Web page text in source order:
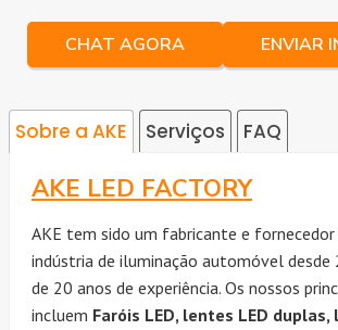
CHAT AGORA ENVIAR
Sobre a AKE Serviços FAQ
AKE LED FACTORY
AKE tem sido um fabricante e
indústria de iluminação automóvel desde
de 20 anos de experiência. Os nossos
incluem Faróis LED, lentes LED